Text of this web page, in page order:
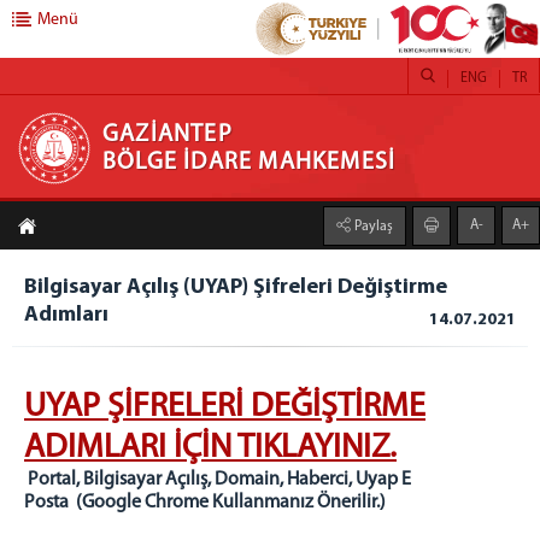
GAZİANTEP BÖLGE İDARE MAHKEMESİ
ANASAYFA
MAHKEMEMİZ
GAZİANTEP BİM TANITIM FİLMİ
BAŞKANLIK
BAŞKAN
ÖNCEKİ BAŞKANLARIMIZ
BAŞKANLAR KURULU
ADALET KOMİSYONU
İDARİ BİRİMLER
İDARİ İŞLER MÜDÜRLÜĞÜ
Menü
GAZİANTEP
BÖLGE İDARE MAHKEMESİ
TR
ENG
Paylaş A- A+
Bilgisayar Açılış (UYAP) Şifreleri Değiştirme
Adımları
14.07.2021
UYAP ŞİFRELERİ DEĞİŞTİRME
ADIMLARI İÇİN TIKLAYINIZ.
Portal, Bilgisayar Açılış, Domain, Haberci, Uyap E
Posta (Google Chrome Kullanmanız Önerilir.)